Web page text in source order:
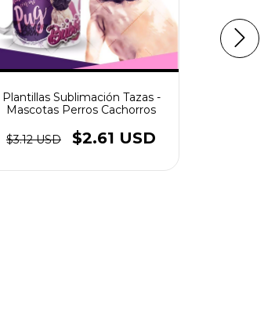
Plantillas Sublimación Tazas -
Mascotas Perros Cachorros
$3.12 USD $2.61 USD